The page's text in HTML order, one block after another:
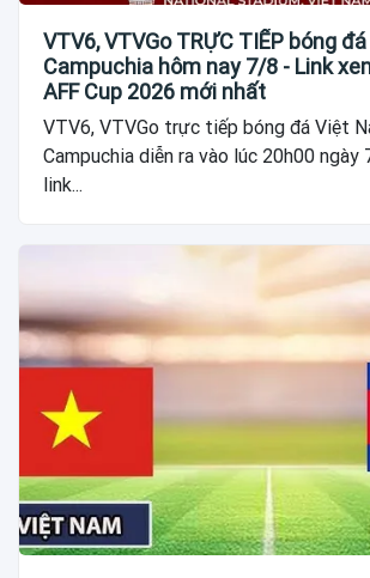
VTV6, VTVGo TRỰC TIẾP bóng
Campuchia hôm nay 7/8 - Link
AFF Cup 2026 mới nhất
VTV6, VTVGo trực tiếp bóng đá Việt
Campuchia diễn ra vào lúc 20h00 ngày
link...